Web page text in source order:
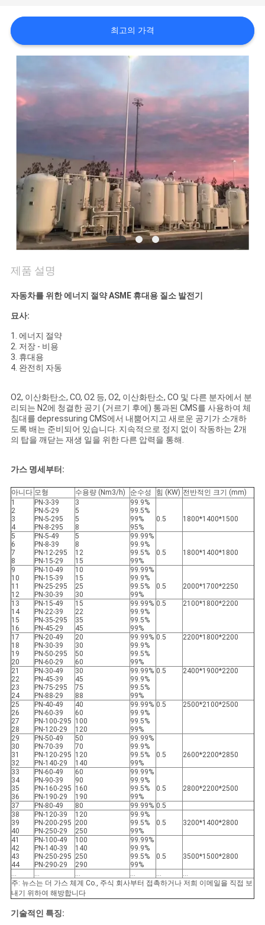
품
관
리
저
희
연
락
뉴
스
사
견
적
요
청
NEWS
SITEMAP
개
인
정
보
보
호
정
책
최고의 가격
제품 설명
자동차를 위한 에너지 절약 ASME 휴대용 질소 발전기
묘사:
1. 에너지 절약
2. 저장 - 비용
3. 휴대용
4. 완전히 자동
O2, 이산화탄소, CO, O2 등, O2, 이산화탄소, CO 및 다른 분자에서 분
리되는 N2에 청결한 공기 (거르기 후에) 통과된 CMS를 사용하여 체
침대를 depressuring CMS에서 내뿜어지고 새로운 공기가 소개하
도록 배는 준비되어 있습니다. 지속적으로 정지 없이 작동하는 2개
의 탑을 깨닫는 재생 일을 위한 다른 압력을 통해.
가스 명세부터:
아니다 모형 수용량 (Nm3/h) 순수성 힘 (KW) 전반적인 크기 (mm)
1
2
3
4
PN-3-39
PN-5-29
PN-5-295
PN-8-295
3
5
5
8
99.9%
99.5%
99%
95%
0.5 1800*1400*1500
5
6
7
8
PN-5-49
PN-8-39
PN-12-295
PN-15-29
5
8
12
15
99.99%
99.9%
99.5%
99%
0.5 1800*1400*1800
9
10
11
12
PN-10-49
PN-15-39
PN-25-295
PN-30-39
10
15
25
30
99.99%
99.9%
99.5%
99%
0.5 2000*1700*2250
13
14
15
16
PN-15-49
PN-22-39
PN-35-295
PN-45-29
15
22
35
45
99.99%
99.9%
99.5%
99%
0.5 2100*1800*2200
17
18
19
20
PN-20-49
PN-30-39
PN-50-295
PN-60-29
20
30
50
60
99.99%
99.9%
99.5%
99%
0.5 2200*1800*2200
21
22
23
24
PN-30-49
PN-45-39
PN-75-295
PN-88-29
30
45
75
88
99.99%
99.9%
99.5%
99%
0.5 2400*1900*2200
25
26
27
28
PN-40-49
PN-60-39
PN-100-295
PN-120-29
40
60
100
120
99.99%
99.9%
99.5%
99%
0.5 2500*2100*2500
29
30
31
32
PN-50-49
PN-70-39
PN-120-295
PN-140-29
50
70
120
140
99.99%
99.9%
99.5%
99%
0.5 2600*2200*2850
33
34
35
36
PN-60-49
PN-90-39
PN-160-295
PN-190-29
60
90
160
190
99.99%
99.9%
99.5%
99%
0.5 2800*2200*2500
37 PN-80-49 80 99.99% 0.5
38
39
40
PN-120-39
PN-200-295
PN-250-29
120
200
250
99.9%
99.5%
99%
0.5 3200*1400*2800
41
42
43
44
PN-100-49
PN-140-39
PN-250-295
PN-290-29
100
140
250
290
99.99%
99.9%
99.5%
99%
0.5 3500*1500*2800
… … … … …
…
주: 뉴스는 더 가스 체계 Co., 주식 회사부터 접촉하거나 저희 이메일을 직접 보
내기 위하여 해방합니다
기술적인 특징: